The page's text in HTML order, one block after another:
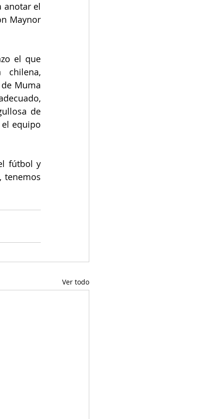
anotar el
Maynor
el que
chilena,
Muma
de
el equipo
fútbol y
tenemos
Ver todo